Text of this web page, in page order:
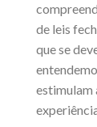
de leis
que se
estimulam